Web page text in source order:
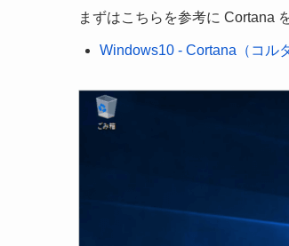
まずはこちらを参考に Cortana
Windows10 - Cortana（コル